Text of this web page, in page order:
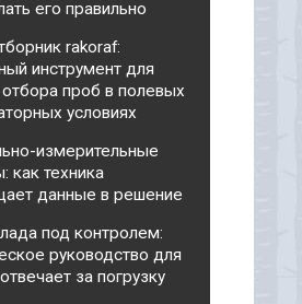
его правильно
rakoraf:
инструмент для
отбора проб в полевых
условиях
измерительные
как техника
данные в решение
под контролем:
руководство для
за погрузку